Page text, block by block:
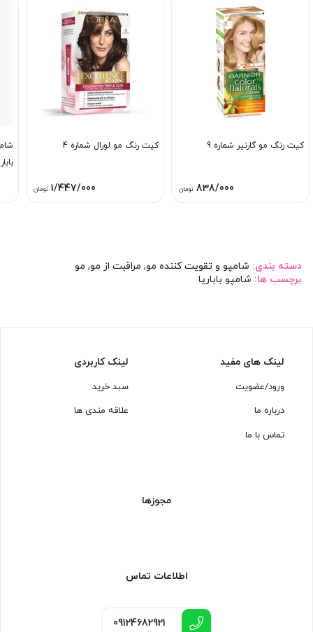
کیت رنگ مو گارنیر شماره 9
838/000 تومان
کیت رنگ مو لورال شماره 4
1/447/000 تومان
دسته بندی: شامپو و تقویت کننده مو, مراقبت از مو, مو
برچسب ها: شامپو باباریا
لینک های مفید
ورود/عضویت
درباره ما
تماس با ما
لینک کاربردی
سبد خرید
علاقه مندی ها
مجوزها
اطلاعات تماس
09124682921